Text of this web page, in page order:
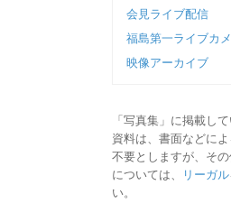
会見ライブ配信
福島第一ライブカ
映像アーカイブ
「写真集」に掲載し
資料は、書面などに
不要としますが、そ
については、
リーガル
い。